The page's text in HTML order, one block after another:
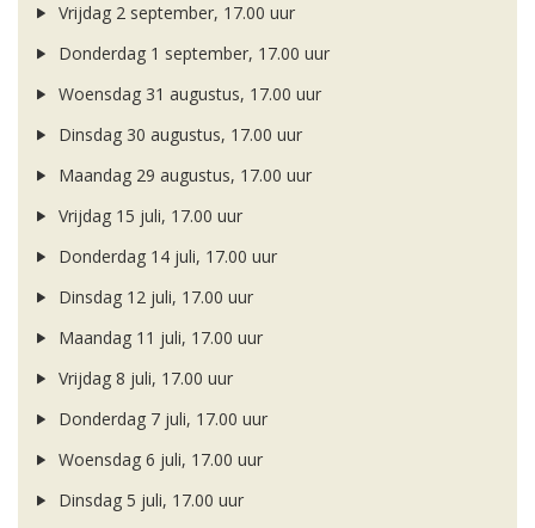
Vrijdag 2 september, 17.00 uur
Donderdag 1 september, 17.00 uur
Woensdag 31 augustus, 17.00 uur
Dinsdag 30 augustus, 17.00 uur
Maandag 29 augustus, 17.00 uur
Vrijdag 15 juli, 17.00 uur
Donderdag 14 juli, 17.00 uur
Dinsdag 12 juli, 17.00 uur
Maandag 11 juli, 17.00 uur
Vrijdag 8 juli, 17.00 uur
Donderdag 7 juli, 17.00 uur
Woensdag 6 juli, 17.00 uur
Dinsdag 5 juli, 17.00 uur